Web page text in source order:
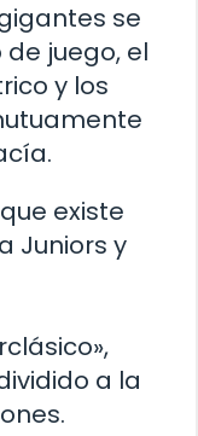
se
juego, el
y los
existe
Juniors y
a la